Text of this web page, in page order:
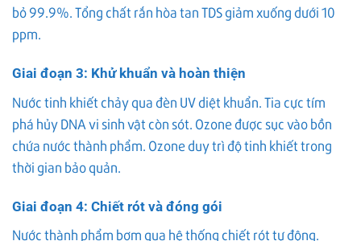
bỏ 99.9%. Tổng chất rắn hòa tan TDS giảm xuống dưới 10
ppm.
Giai đoạn 3: Khử khuẩn và hoàn thiện
Nước tinh khiết chảy qua đèn UV diệt khuẩn. Tia cực tím
phá hủy DNA vi sinh vật còn sót. Ozone được sục vào bồn
chứa nước thành phẩm. Ozone duy trì độ tinh khiết trong
thời gian bảo quản.
Giai đoạn 4: Chiết rót và đóng gói
Nước thành phẩm bơm qua hệ thống chiết rót tự động.